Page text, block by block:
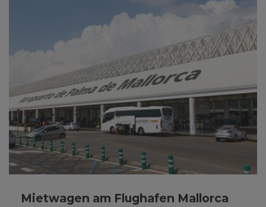
Mietwagen am Flughafen Mallorca